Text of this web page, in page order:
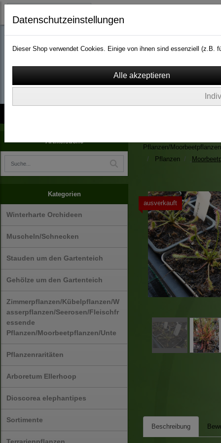
wassergarten-
Artikelsuche
Kategorien
Winterharte Orchideen
Muscheln/Schnecken
Stauden um den Gartenteich
Gehölze um den Gartenteich
Zimmerpflanzen/Kübelpflanzen/W
asserpflanzen/Seerosen/Fleischfr
essende
Pflanzen/Moorbeetpflanzen/Unte
Pflanzenraritäten
Arboretum Ellerhoop
Dioscorea elephantipes
Sortimente
Pflanzen/
Pflanzen
ausverkauft
Beschreibung
Datenschutzeinstellungen
Dieser Shop verwendet Cookies. Einige von ihnen sind essenziell (z.B.